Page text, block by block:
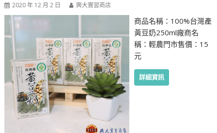
2020 年 12 月 2 日 興大實習商店
商品名稱：100%台灣產
黃豆奶250ml廠商名
稱：輕農門市售價：15
元
詳細資訊